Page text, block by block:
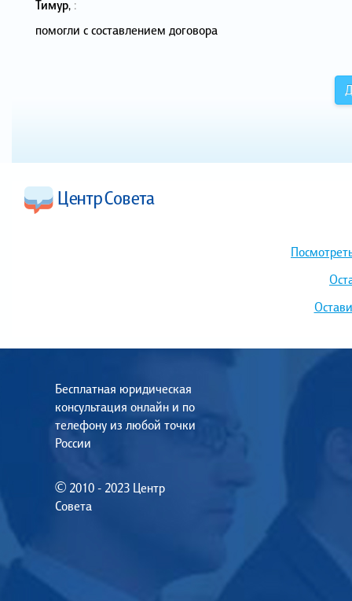
Тимур, :
помогли с составлением договора
Бесплатная юридическая
консультация онлайн и по
телефону из любой точки
России
© 2010 - 2023 Центр
Совета